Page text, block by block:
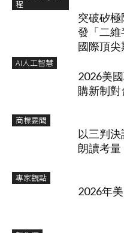
程
突破矽
發「二
國際頂尖
AI人工智慧
2026美
購新制
商標要聞
以三判
朗讀考量
專家觀點
2026年